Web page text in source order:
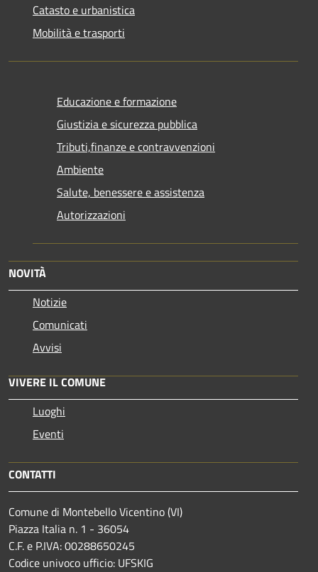
Catasto e urbanistica
Mobilità e trasporti
Educazione e formazione
Giustizia e sicurezza pubblica
Tributi,finanze e contravvenzioni
Ambiente
Salute, benessere e assistenza
Autorizzazioni
NOVITÀ
Notizie
Comunicati
Avvisi
VIVERE IL COMUNE
Luoghi
Eventi
CONTATTI
Comune di Montebello Vicentino (VI)
Piazza Italia n. 1 - 36054
C.F. e P.IVA: 00288650245
Codice univoco ufficio: UFSKIG